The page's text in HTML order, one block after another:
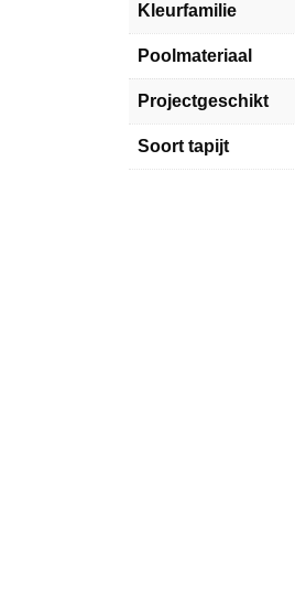
Kleurfamilie
Poolmateriaal
Projectgeschikt
Soort tapijt